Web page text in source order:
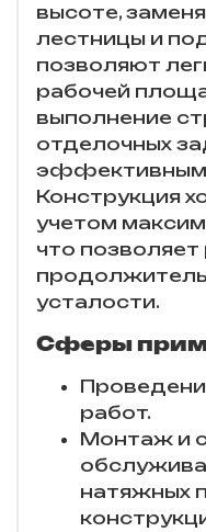
высоте,
лестницы и
позволяют
рабочей
выполнение
отделочных
эффективным
Конструкция
учетом
что позволяет
усталости.
Сферы
работ.
Монтаж и
натяжных